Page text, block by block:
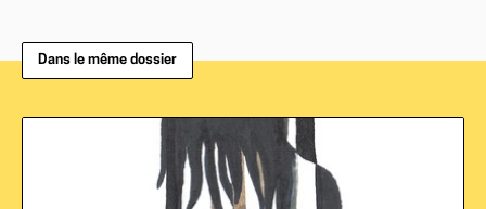
Dans le même dossier